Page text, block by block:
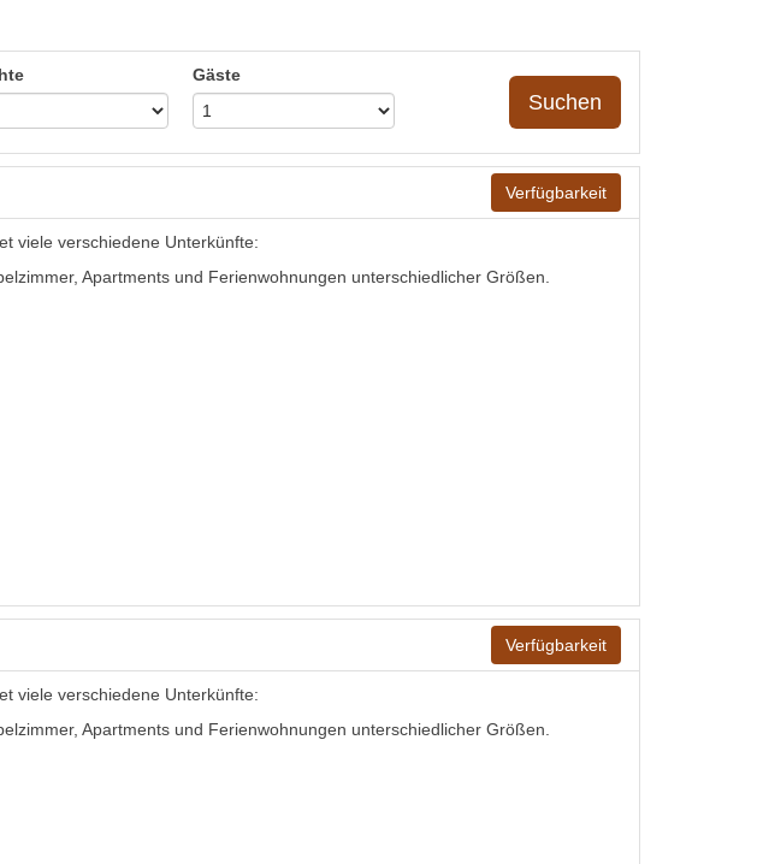
Gäste
Suchen
Verfügbarkeit
viele verschiedene Unterkünfte:
Apartments und Ferienwohnungen unterschiedlicher Größen.
Verfügbarkeit
viele verschiedene Unterkünfte:
Apartments und Ferienwohnungen unterschiedlicher Größen.